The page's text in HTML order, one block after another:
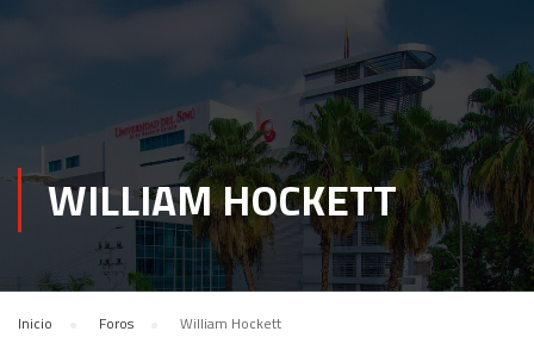
WILLIAM HOCKETT
Inicio Foros William Hockett